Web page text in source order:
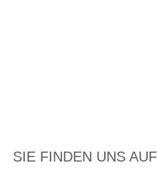
SIE FINDEN UNS AUF